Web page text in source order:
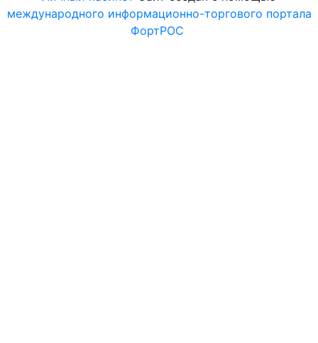
международного информационно-торгового портала
ФортРОС